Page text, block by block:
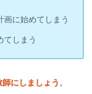
画に始めてしまう
てしまう
にしましょう 。